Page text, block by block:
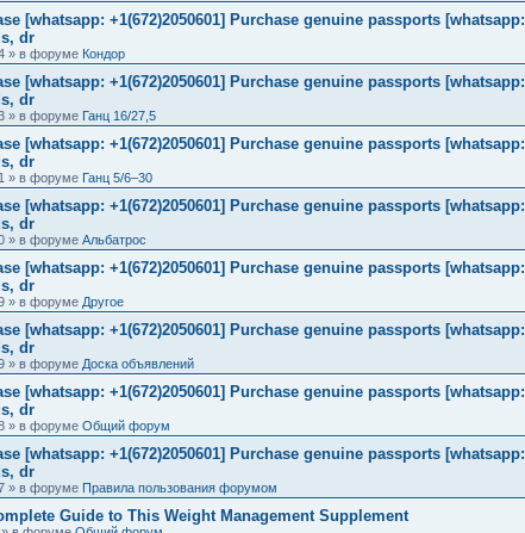
[whatsapp: +1(672)2050601] Purchase genuine passports [whatsapp:
dr
» в форуме Кондор
[whatsapp: +1(672)2050601] Purchase genuine passports [whatsapp:
dr
» в форуме Ганц 16/27,5
[whatsapp: +1(672)2050601] Purchase genuine passports [whatsapp:
dr
» в форуме Ганц 5/6–30
[whatsapp: +1(672)2050601] Purchase genuine passports [whatsapp:
dr
» в форуме Альбатрос
[whatsapp: +1(672)2050601] Purchase genuine passports [whatsapp:
dr
» в форуме Другое
[whatsapp: +1(672)2050601] Purchase genuine passports [whatsapp:
dr
» в форуме Доска объявлений
[whatsapp: +1(672)2050601] Purchase genuine passports [whatsapp:
dr
» в форуме Общий форум
[whatsapp: +1(672)2050601] Purchase genuine passports [whatsapp:
dr
» в форуме Правила пользования форумом
Guide to This Weight Management Supplement